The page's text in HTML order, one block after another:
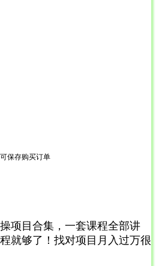
保存购买订单
项目合集，一套课程全部讲
就够了！找对项目月入过万很